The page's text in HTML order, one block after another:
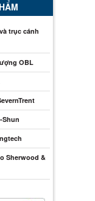
trục cánh
OBL
Shun
Sherwood &